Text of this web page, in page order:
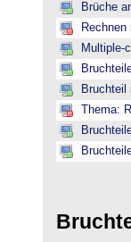
Brüche
Multiple-
Bruchteil
Thema: